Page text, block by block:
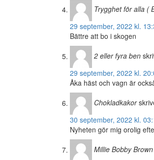
Trygghet för alla (
29 september, 2022 kl.
Bättre att bo i skogen
2 eller fyra ben
29 september, 2022 kl.
Åka häst och vagn är
Chokladkakor
30 september, 2022 kl.
Nyheten gör mig orolig
Millie Bobby Brown